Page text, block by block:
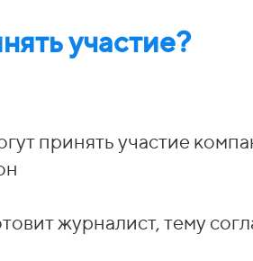
участие?
принять участие
журналист, тему